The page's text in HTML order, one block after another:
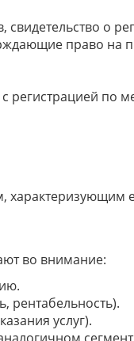
о
право на
регистрацией по
во внимание:
рентабельность).
услуг).